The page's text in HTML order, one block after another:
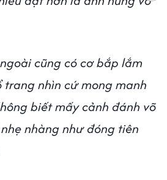
cũng có cơ bắp lắm
nhìn cứ mong manh
biết mấy cảnh đánh võ
nhàng như đóng tiên